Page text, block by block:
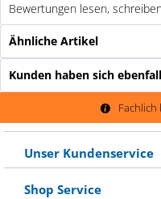
Bewertungen lesen,
Ähnliche Artikel
Kunden haben sich
Unser Kundenservice
Shop Service